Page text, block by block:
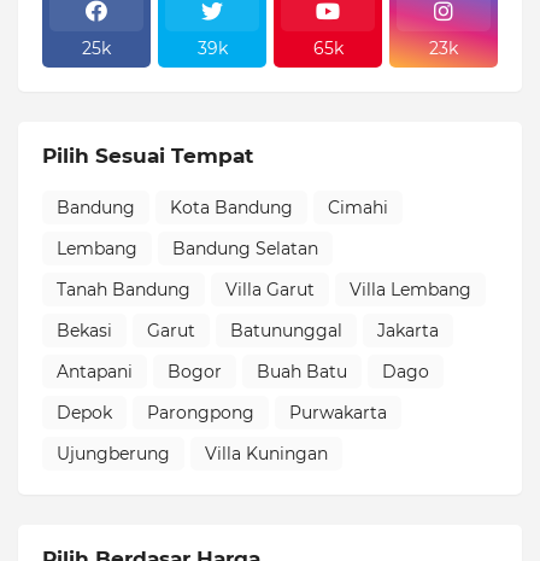
25k 39k 65k 23k
Pilih Sesuai Tempat
Bandung Kota Bandung
Cimahi
Lembang
Bandung Selatan
Tanah Bandung
Villa Garut
Villa Lembang
Bekasi
Garut Batununggal
Jakarta
Antapani
Bogor Buah Batu
Dago
Depok
Parongpong
Purwakarta
Ujungberung
Villa Kuningan